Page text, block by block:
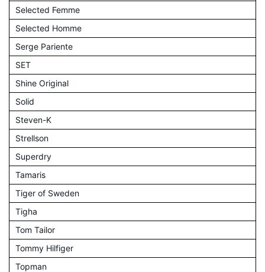
Selected Femme
Selected Homme
Serge Pariente
SET
Shine Original
Solid
Steven-K
Strellson
Superdry
Tamaris
Tiger of Sweden
Tigha
Tom Tailor
Tommy Hilfiger
Topman